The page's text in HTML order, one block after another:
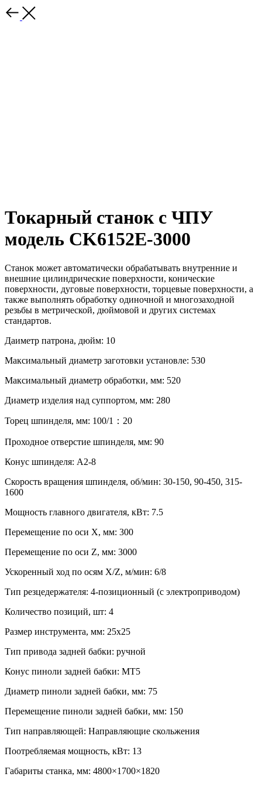
Токарный станок с ЧПУ
модель CK6152E-3000
Станок может автоматически обрабатывать внутренние и
внешние цилиндрические поверхности, конические
поверхности, дуговые поверхности, торцевые поверхности, а
также выполнять обработку одиночной и многозаходной
резьбы в метрической, дюймовой и других системах
стандартов.
Даиметр патрона, дюйм: 10
Максимальный диаметр заготовки установле: 530
Максимальный диаметр обработки, мм: 520
Диаметр изделия над суппортом, мм: 280
Торец шпинделя, мм: 100/1：20
Проходное отверстие шпинделя, мм: 90
Конус шпинделя: A2-8
Скорость вращения шпинделя, об/мин: 30-150, 90-450, 315-
1600
Мощность главного двигателя, кВт: 7.5
Перемещение по оси Х, мм: 300
Перемещение по оси Z, мм: 3000
Ускоренный ход по осям X/Z, м/мин: 6/8
Тип резцедержателя: 4-позиционный (с электроприводом)
Количество позиций, шт: 4
Размер инструмента, мм: 25х25
Тип привода задней бабки: ручной
Конус пиноли задней бабки: MT5
Диаметр пиноли задней бабки, мм: 75
Перемещение пиноли задней бабки, мм: 150
Тип направляющей: Направляющие скольжения
Поотребляемая мощность, кВт: 13
Габариты станка, мм: 4800×1700×1820